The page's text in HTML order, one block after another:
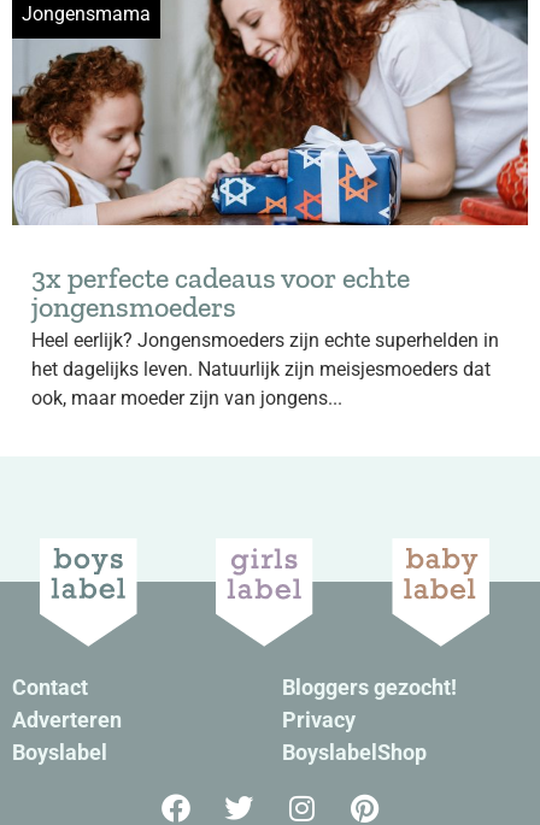
Jongensmama
3x perfecte cadeaus voor echte
jongensmoeders
Heel eerlijk? Jongensmoeders zijn echte superhelden in
het dagelijks leven. Natuurlijk zijn meisjesmoeders dat
ook, maar moeder zijn van jongens...
Contact
Adverteren
Boyslabel
Bloggers gezocht!
Privacy
BoyslabelShop